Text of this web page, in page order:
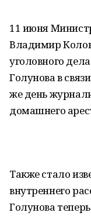
11 июня
Владимир
уголовного
Голунова в
же день
домашнего
Также стало
внутреннего
Голунова